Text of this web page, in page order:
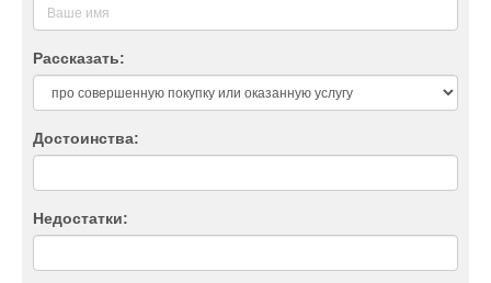
Рассказать:
Достоинства:
Недостатки: